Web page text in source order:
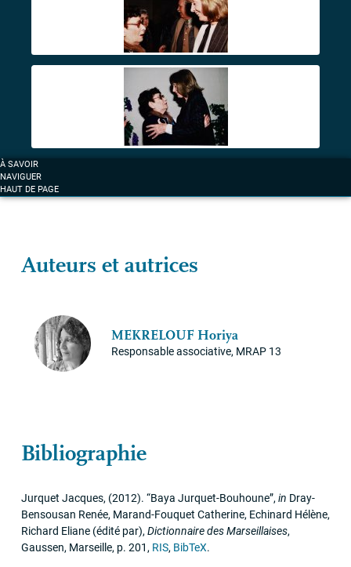
À SAVOIR
NAVIGUER
HAUT DE PAGE
Auteurs et autrices
MEKRELOUF Horiya
Responsable associative, MRAP 13
Bibliographie
Jurquet Jacques, (2012). “Baya Jurquet-Bouhoune”, in Dray-
Bensousan Renée, Marand-Fouquet Catherine, Echinard Hélène,
Richard Eliane (édité par), Dictionnaire des Marseillaises,
Gaussen, Marseille, p. 201 , RIS, BibTeX.